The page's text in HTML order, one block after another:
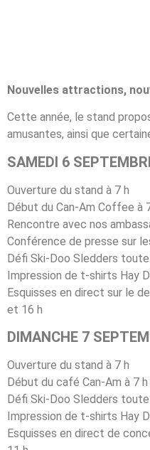
Nouvelles attractions,
Cette année, le stand
amusantes, ainsi que
SAMEDI 6
Ouverture du stand à 7 h
Début du Can-Am Coffee à
Rencontre avec nos
Conférence de presse sur
Défi Ski-Doo Sledders toute
Impression de t-shirts Hay
Esquisses en direct sur le
et 16 h
DIMANCHE 7
Ouverture du stand à 7 h
Début du café Can-Am à 7 h
Défi Ski-Doo Sledders
Impression de t-shirts Hay
Esquisses en direct de